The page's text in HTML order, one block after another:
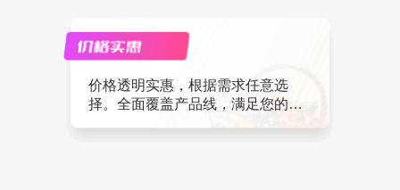
价格透明实惠，根据需求任意选
择。全面覆盖产品线，满足您的需